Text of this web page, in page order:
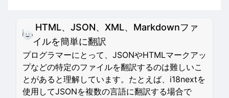
HTML、JSON、XML、Markdownファ
イルを簡単に翻訳
プログラマーにとって、JSONやHTMLマークアッ
プなどの特定のファイルを翻訳するのは難しいこ
とがあると理解しています。たとえば、i18nextを
使用してJSONを複数の言語に翻訳する場合で